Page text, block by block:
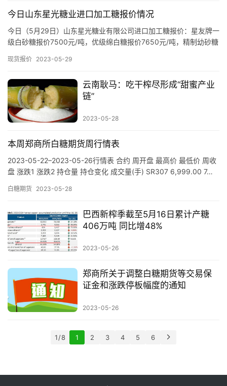
产
销
运
今日山东星光糖业进口加工糖报价情况
今日（5月29日）山东星光糖业有限公司进口加工糖报价：星友牌一
级白砂糖报价7500元/吨，优级绵白糖报价7650元/吨，精制幼砂糖
现货报价 2023-05-29
云南耿马：吃干榨尽形成“甜蜜产业
链”
2023-05-28
本周郑商所白糖期货周行情表
2023-05-22–2023-05-26行情表 合约 周开盘 最高价 最低价 周收
盘 涨跌1 涨跌2 持仓量 持仓变化 成交量(手) SR307 6,999.00 7…
白糖期货 2023-05-28
巴西新榨季截至5月16日累计产糖
406万吨 同比增48%
2023-05-26
郑商所关于调整白糖期货等交易保
证金和涨跌停板幅度的通知
2023-05-26
1 / 8 1 2 3 4 5 6